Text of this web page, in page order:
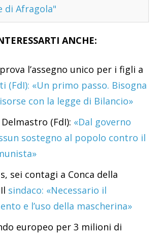
di Afragola"
ANCHE:
l’assegno unico per i figli a
(FdI): «Un primo passo. Bisogna
con la legge di Bilancio»
(FdI): «Dal governo
sostegno al popolo contro il
sei contagi a Conca della
sindaco: «Necessario il
e l’uso della mascherina»
europeo per 3 milioni di